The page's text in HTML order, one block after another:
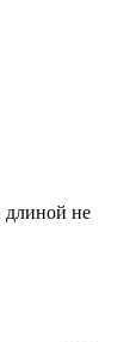
длиной не